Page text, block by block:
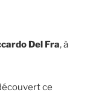
Del Fra, à
ce